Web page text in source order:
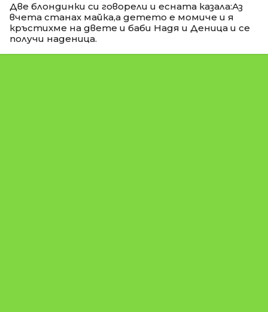
Две блондинки си говорели и есната казала:Аз
вчета станах майка,а детето е момиче и я
кръстихме на двете и баби Надя и Деница и се
получи наденица.